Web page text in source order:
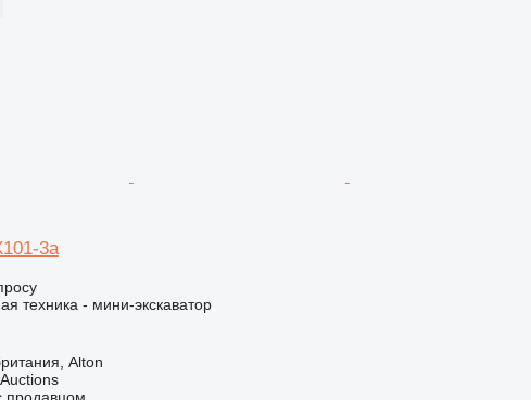
3a
техника - мини-экскаватор
Alton
продавцом